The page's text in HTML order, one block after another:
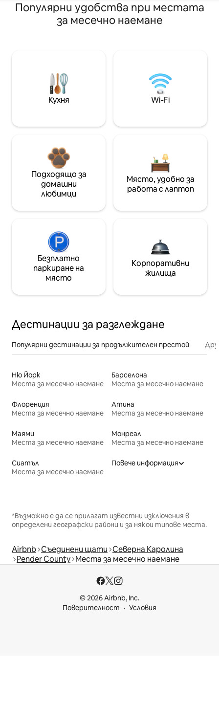
Популярни удобства при местата
за месечно наемане
Кухня Wi-Fi
Подходящо за
домашни
любимци
Място, удобно за
работа с лаптоп
Безплатно
паркиране на
място
Корпоративни
жилища
Дестинации за разглеждане
Популярни дестинации за продължителен престой
Ню Йорк
Места за месечно наемане
Барселона
Места за месечно наемане
Флоренция
Места за месечно наемане
Атина
Места за месечно наемане
Маями
Места за месечно наемане
Монреал
Места за месечно наемане
Сиатъл
Места за месечно наемане
Повече информация
*Възможно е да се прилагат известни изключения в
определени географски райони и за някои типове места.
Airbnb Съединени щати Северна Каролина
Pender County Места за месечно наемане
© 2026 Airbnb, Inc.
Поверителност
Условия